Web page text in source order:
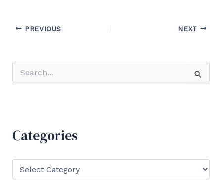
Post
PREVIOUS NEXT
o
Categories